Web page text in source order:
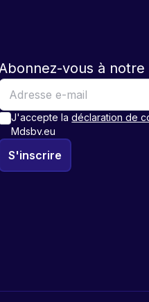
vous à
J'accepte ladéclaration de
Mdsbv.eu
S'inscrire